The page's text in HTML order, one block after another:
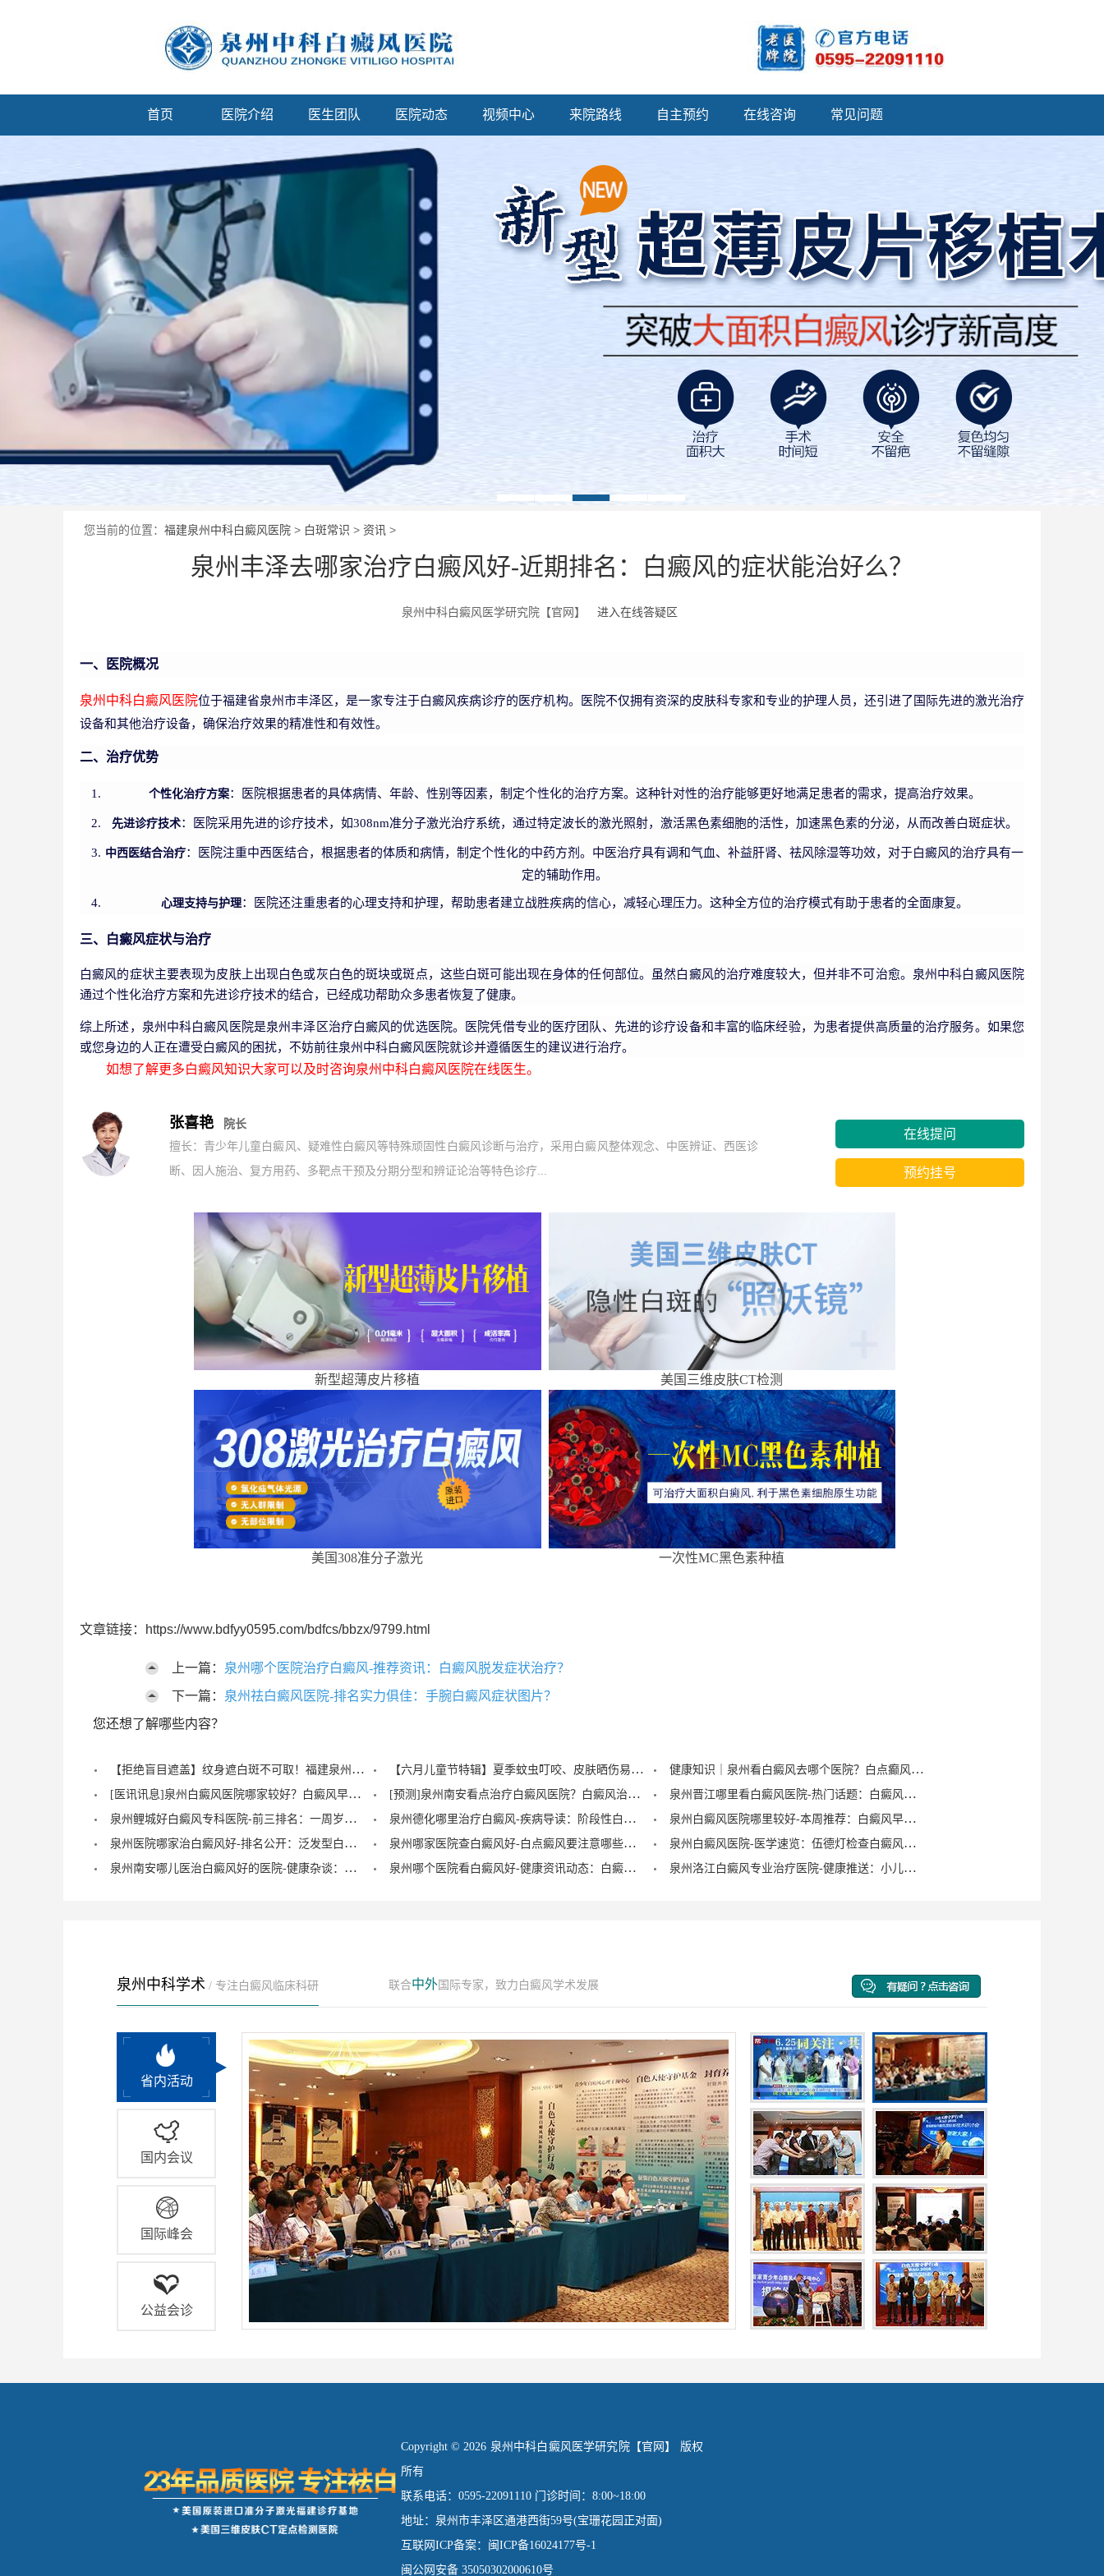
首页 医院介绍 医生团队 医院动态 视频中心 来院路线 自主预约 在线咨询 常见问题
您当前的位置： 福建泉州中科白癜风医院 > 白斑常识 > 资讯 >
泉州丰泽去哪家治疗白癜风好-近期排名：白癜风的症状能治好么？
泉州中科白癜风医学研究院【官网】 进入在线答疑区
一、医院概况
泉州中科白癜风医院位于福建省泉州市丰泽区，是一家专注于白癜风疾病诊疗的医疗机构。医院不仅拥有资深的皮肤科专家和专业的护理人员，还引进了国际先进的激光治疗
设备和其他治疗设备，确保治疗效果的精准性和有效性。
二、治疗优势
个性化治疗方案：医院根据患者的具体病情、年龄、性别等因素，制定个性化的治疗方案。这种针对性的治疗能够更好地满足患者的需求，提高治疗效果。
先进诊疗技术：医院采用先进的诊疗技术，如308nm准分子激光治疗系统，通过特定波长的激光照射，激活黑色素细胞的活性，加速黑色素的分泌，从而改善白斑症状。
中西医结合治疗：医院注重中西医结合，根据患者的体质和病情，制定个性化的中药方剂。中医治疗具有调和气血、补益肝肾、祛风除湿等功效，对于白癜风的治疗具有一
定的辅助作用。
心理支持与护理：医院还注重患者的心理支持和护理，帮助患者建立战胜疾病的信心，减轻心理压力。这种全方位的治疗模式有助于患者的全面康复。
三、白癜风症状与治疗
白癜风的症状主要表现为皮肤上出现白色或灰白色的斑块或斑点，这些白斑可能出现在身体的任何部位。虽然白癜风的治疗难度较大，但并非不可治愈。泉州中科白癜风医院
通过个性化治疗方案和先进诊疗技术的结合，已经成功帮助众多患者恢复了健康。
综上所述，泉州中科白癜风医院是泉州丰泽区治疗白癜风的优选医院。医院凭借专业的医疗团队、先进的诊疗设备和丰富的临床经验，为患者提供高质量的治疗服务。如果您
或您身边的人正在遭受白癜风的困扰，不妨前往泉州中科白癜风医院就诊并遵循医生的建议进行治疗。
如想了解更多白癜风知识大家可以及时咨询泉州中科白癜风医院在线医生。
张喜艳
院长
擅长：青少年儿童白癜风、疑难性白癜风等特殊顽固性白癜风诊断与治疗，采用白癜风整体观念、中医辨证、西医诊
断、因人施治、复方用药、多靶点干预及分期分型和辨证论治等特色诊疗...
在线提问
预约挂号
新型超薄皮片移植 美国三维皮肤CT检测
美国308准分子激光 一次性MC黑色素种植
文章链接：https://www.bdfyy0595.com/bdfcs/bbzx/9799.html
上一篇： 泉州哪个医院治疗白癜风-推荐资讯：白癜风脱发症状治疗？
下一篇： 泉州祛白癜风医院-排名实力俱佳：手腕白癜风症状图片？
您还想了解哪些内容？
【拒绝盲目遮盖】纹身遮白斑不可取！福建泉州中科白癜风医院倡导科学诊疗，从根源唤醒黑色素 【六月儿童节特辑】夏季蚊虫叮咬、皮肤晒伤易成白斑“催化剂”，泉州中科：儿童白癜风暑期护理记住三个要点！
健康知识｜泉州看白癜风去哪个医院？白点癫风早期可以自愈？
[医讯讯息]泉州白癜风医院哪家较好？白癜风早期症状能治愈？
[预测]泉州南安看点治疗白癜风医院？白癜风治疗后泛红是怎么回事？
泉州晋江哪里看白癜风医院-热门话题：白癜风症状有哪些？
泉州鲤城好白癜风专科医院-前三排名：一周岁宝宝有白癜风症状？
泉州德化哪里治疗白癜风-疾病导读：阶段性白癜风的症状？
泉州白癜风医院哪里较好-本周推荐：白癜风早期症状如何确诊？
泉州医院哪家治白癜风好-排名公开：泛发型白癜风怎么治疗才正确？
泉州哪家医院查白癜风好-白点癜风要注意哪些饮食禁忌？
泉州白癜风医院-医学速览：伍德灯检查白癜风症状？
泉州南安哪儿医治白癜风好的医院-健康杂谈：治疗儿童脚部白癜风要注重什么？
泉州哪个医院看白癜风好-健康资讯动态：白癜风的症状早期图片？ 泉州洛江白癜风专业治疗医院-健康推送：小儿脸上有白斑是什么原因？
泉州中科学术 / 专注白癜风临床科研 联合中外国际专家，致力白癜风学术发展
省内活动
国内会议
国际峰会
公益会诊
Copyright © 2026 泉州中科白癜风医学研究院【官网】 版权
所有
联系电话：0595-22091110 门诊时间：8:00~18:00
地址：泉州市丰泽区通港西街59号(宝珊花园正对面)
互联网ICP备案：闽ICP备16024177号-1
闽公网安备 35050302000610号